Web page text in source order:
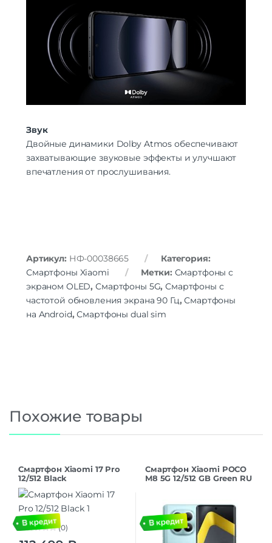
Звук
Двойные динамики Dolby Atmos обеспечивают
захватывающие звуковые эффекты и улучшают
впечатления от прослушивания.
Артикул: НФ-00038665
Категория:
Смартфоны Xiaomi
Метки: Смартфоны с
экраном OLED,Смартфоны 5G,Смартфоны с
частотой обновления экрана 90 Гц,Смартфоны
на Android,Смартфоны dual sim
Похожие товары
Смартфон Xiaomi 17 Pro
12/512 Black
(0)
Смартфон Xiaomi POCO
M8 5G 12/512 GB Green RU